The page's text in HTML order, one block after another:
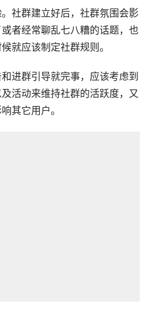
社群建立好后，社群氛围会影
者经常聊乱七八糟的话题，也
就应该制定社群规则。
进群引导就完事，应该考虑到
活动来维持社群的活跃度，又
其它用户。